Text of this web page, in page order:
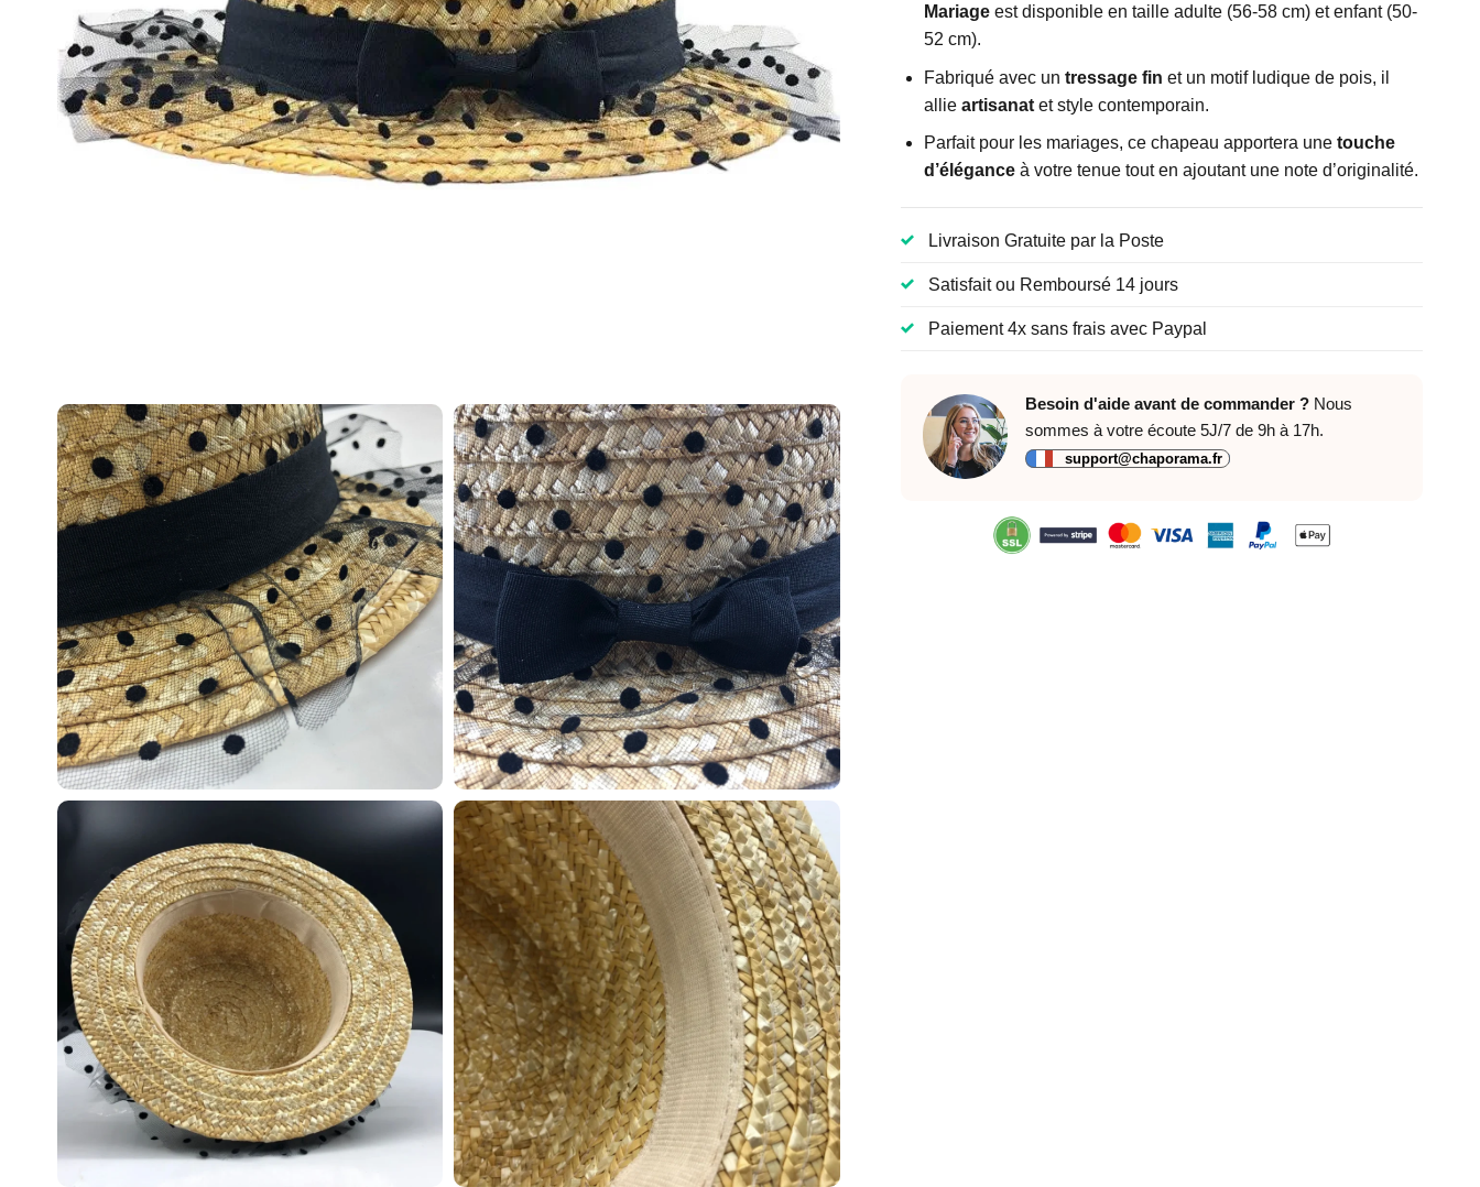
Mariageest disponible en taille adulte (56-58 cm) et enfant (50-
52 cm).
Fabriqué avec un tressage fin et un motif ludique de pois, il
allie artisanatet style contemporain.
Parfait pour les mariages, ce chapeau apportera une touche
d’éléganceà votre tenue tout en ajoutant une note d’originalité.
Livraison Gratuite par la Poste
Satisfait ou Remboursé 14 jours
Paiement 4x sans frais avec Paypal
Besoin d'aide avant de commander ?Nous
sommes à votre écoute 5J/7 de 9h à 17h.
support@chaporama.fr